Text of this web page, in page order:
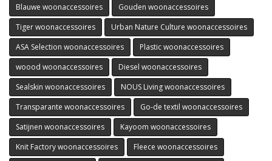
Blauwe woonaccessoires
Gouden woonaccessoires
Tiger woonaccessoires
Urban Nature Culture woonaccessoires
ASA Selection woonaccessoires
Plastic woonaccessoires
woood woonaccessoires
Diesel woonaccessoires
Sealskin woonaccessoires
NOUS Living woonaccessoires
Transparante woonaccessoires
Go-de textil woonaccessoires
Satijnen woonaccessoires
Kayoom woonaccessoires
Knit Factory woonaccessoires
Fleece woonaccessoires